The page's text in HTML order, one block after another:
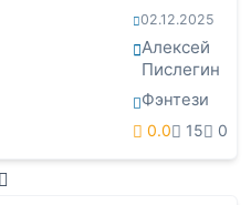
02.12.2025
Алексей
Пислегин
Фэнтези
0.0 15 0